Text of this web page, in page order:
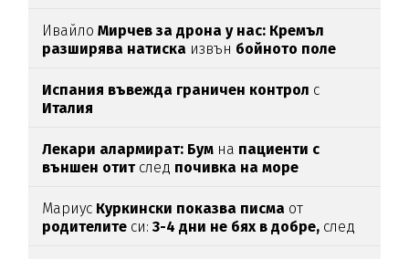
ИвайлоМирчев за дрона у нас: Кремъл
разширява натиска извън бойното поле
Испания въвежда граничен контрол с
Италия
Лекари алармират: Бум на пациенти с
външен отитслед почивка на море
Мариус Куркински показва писма от
родителите си:3-4 дни не бях в добре, след